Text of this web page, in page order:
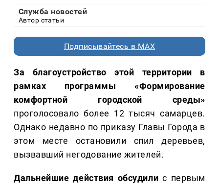
Служба новостей
Автор статьи
Подписывайтесь в MAX
За благоустройство этой территории в
рамках программы «Формирование
комфортной городской среды»
проголосовало более 12 тысяч самарцев.
Однако недавно по приказу Главы Города в
этом месте остановили спил деревьев,
вызвавший негодование жителей.
Дальнейшие действия обсудили с первым